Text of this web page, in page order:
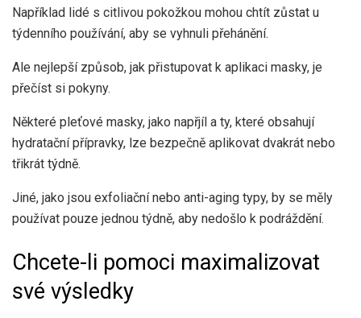
Například lidé s citlivou pokožkou mohou chtít zůstat u
týdenního používání, aby se vyhnuli přehánění.
Ale nejlepší způsob, jak přistupovat k aplikaci masky, je
přečíst si pokyny.
Některé pleťové masky, jako napřjíl a ty, které obsahují
hydratační přípravky, lze bezpečně aplikovat dvakrát nebo
třikrát týdně.
Jiné, jako jsou exfoliační nebo anti-aging typy, by se měly
používat pouze jednou týdně, aby nedošlo k podráždění.
Chcete-li pomoci maximalizovat
své výsledky